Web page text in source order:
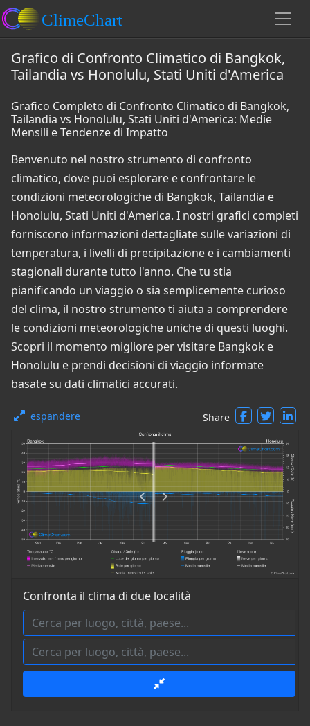
Grafico di Confronto Climatico di Bangkok,
Tailandia vs Honolulu, Stati Uniti d'America
Grafico Completo di Confronto Climatico di Bangkok,
Tailandia vs Honolulu, Stati Uniti d'America: Medie
Mensili e Tendenze di Impatto
Benvenuto nel nostro strumento di confronto
climatico, dove puoi esplorare e confrontare le
condizioni meteorologiche di Bangkok, Tailandia e
Honolulu, Stati Uniti d'America. I nostri grafici completi
forniscono informazioni dettagliate sulle variazioni di
temperatura, i livelli di precipitazione e i cambiamenti
stagionali durante tutto l'anno. Che tu stia
pianificando un viaggio o sia semplicemente curioso
del clima, il nostro strumento ti aiuta a comprendere
le condizioni meteorologiche uniche di questi luoghi.
Scopri il momento migliore per visitare Bangkok e
Honolulu e prendi decisioni di viaggio informate
basate su dati climatici accurati.
espandere Share
Confronta il clima di due località